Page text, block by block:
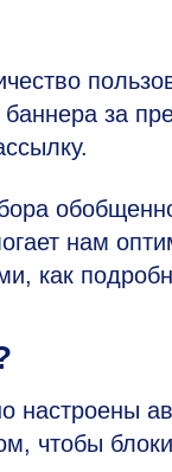
за
нам
как
настроены
чтобы